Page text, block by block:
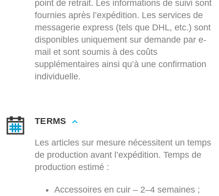
point de retrait. Les informations de suivi sont
fournies après l’expédition. Les services de
messagerie express (tels que DHL, etc.) sont
disponibles uniquement sur demande par e-
mail et sont soumis à des coûts
supplémentaires ainsi qu’à une confirmation
individuelle.
TERMS
Les articles sur mesure nécessitent un temps
de production avant l’expédition. Temps de
production estimé :
Accessoires en cuir – 2–4 semaines ;